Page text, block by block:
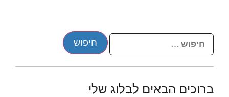
ברוכים הבאים לבלוג שלי